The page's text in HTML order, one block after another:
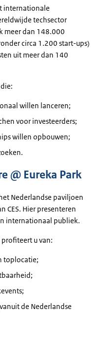
internationale
techsector
meer dan 148.000
circa 1.200 start-ups)
uit meer dan 140
willen lanceren;
voor investeerders;
willen opbouwen;
@ Eureka Park
Nederlandse paviljoen
CES. Hier presenteren
internationaal publiek.
profiteert u van:
toplocatie;
de Nederlandse